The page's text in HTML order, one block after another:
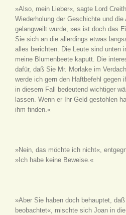
»Also, mein Lieber«, sagte Lord
Wiederholung der Geschichte und
gelangweilt wurde, »es ist doch das
Sie sich an die allerdings etwas
alles berichten. Die Leute sind unten
meine Blumenbeete kaputt. Die
dafür, daß Sie Mr. Morlake im
werde ich gern den Haftbefehl gegen
in diesem Fall bedeutend wichtiger
lassen. Wenn er Ihr Geld gestohlen
ihm finden.«
»Nein, das möchte ich nicht«,
»Ich habe keine Beweise.«
»Aber Sie haben doch behauptet,
beobachtet«, mischte sich Joan in